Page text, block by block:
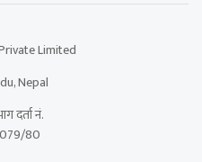
Limited
Nepal
दर्ता नं.
80